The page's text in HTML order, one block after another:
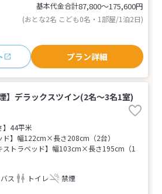
基本代金合計87,800〜175,600円
(おとな2名 こども0名・1部屋/1泊2日)
プラン詳細
煙】デラックスツイン(2名～3名1室)
】44平米
ド】幅122cm×長さ208cm（2台）
ストラベッド】幅103cm×長さ195cm（1
バス トイレ 禁煙